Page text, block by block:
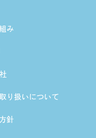
み
り扱いについて
針